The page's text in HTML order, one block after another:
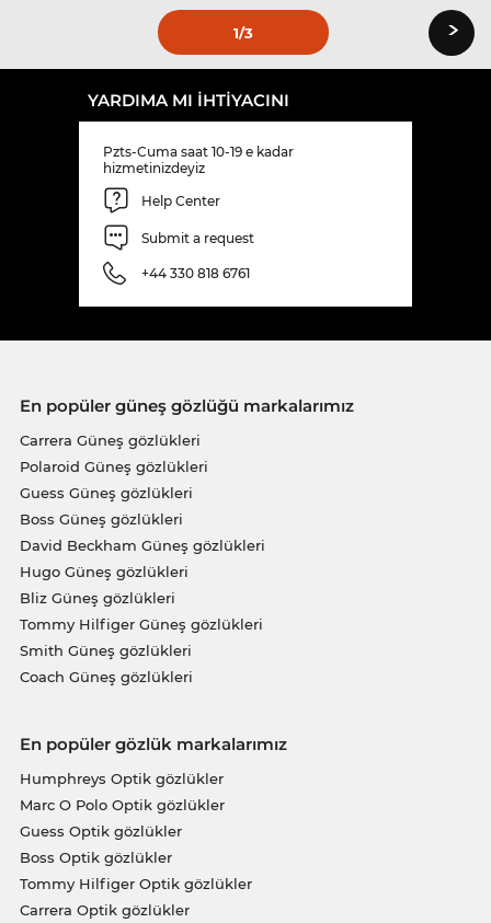
1/3 ›
YARDIMA MI IHTIYACINI
Pzts-Cuma saat 10-19 e kadar
hizmetinizdeyiz
Help Center
Submit a request
+44 330 818 6761
En popüler güneş gözlüğü markalarımız
Carrera Güneş gözlükleri
Polaroid Güneş gözlükleri
Guess Güneş gözlükleri
Boss Güneş gözlükleri
David Beckham Güneş gözlükleri
Hugo Güneş gözlükleri
Bliz Güneş gözlükleri
Tommy Hilfiger Güneş gözlükleri
Smith Güneş gözlükleri
Coach Güneş gözlükleri
En popüler gözlük markalarımız
Humphreys Optik gözlükler
Marc O Polo Optik gözlükler
Guess Optik gözlükler
Boss Optik gözlükler
Tommy Hilfiger Optik gözlükler
Carrera Optik gözlükler